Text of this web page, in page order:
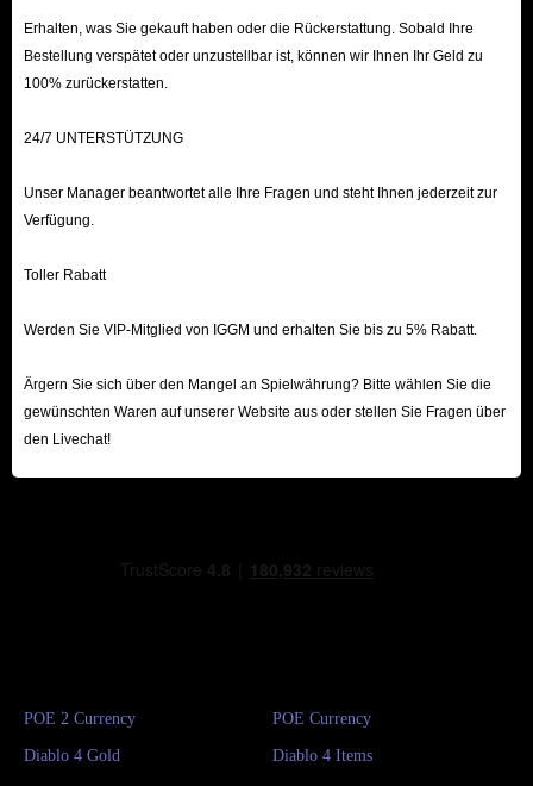
Erhalten, was Sie gekauft haben oder die Rückerstattung. Sobald Ihre
Bestellung verspätet oder unzustellbar ist, können wir Ihnen Ihr Geld zu
100% zurückerstatten.
24/7 UNTERSTÜTZUNG
Unser Manager beantwortet alle Ihre Fragen und steht Ihnen jederzeit zur
Verfügung.
Toller Rabatt
Werden Sie VIP-Mitglied von IGGM und erhalten Sie bis zu 5% Rabatt.
Ärgern Sie sich über den Mangel an Spielwährung? Bitte wählen Sie die
gewünschten Waren auf unserer Website aus oder stellen Sie Fragen über
den Livechat!
POE 2 Currency POE Currency
Diablo 4 Gold Diablo 4 Items